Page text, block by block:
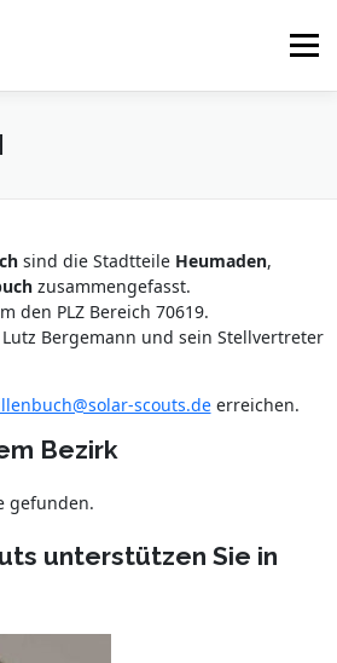
Menü
sind die Stadtteile Heumaden,
zusammengefasst.
den PLZ Bereich 70619.
Bergemann und sein Stellvertreter
scouts.deerreichen.
Bezirk
gefunden.
unterstützen Sie in